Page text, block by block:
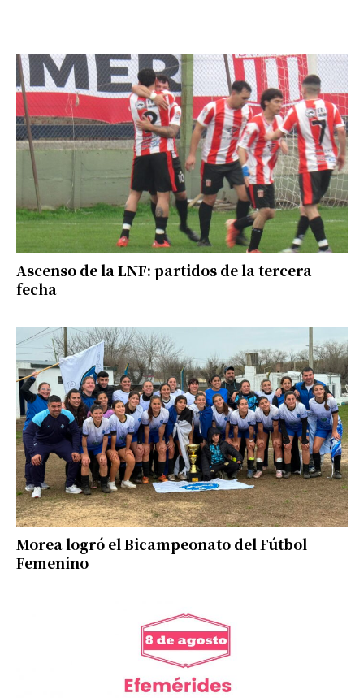
Ascenso de la LNF: partidos de la tercera
fecha
Morea logró el Bicampeonato del Fútbol
Femenino